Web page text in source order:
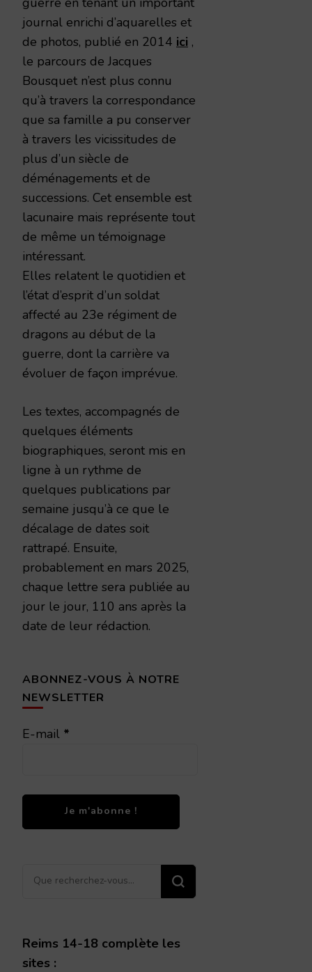
journal enrichi d’aquarelles et
de photos, publié en 2014 ici ,
le parcours de Jacques
Bousquet n’est plus connu
qu’à travers la correspondance
que sa famille a pu conserver
à travers les vicissitudes de
plus d’un siècle de
déménagements et de
successions. Cet ensemble est
lacunaire mais représente tout
de même un témoignage
intéressant.
Elles relatent le quotidien et
l’état d’esprit d’un soldat
affecté au 23e régiment de
dragons au début de la
guerre, dont la carrière va
évoluer de façon imprévue.
Les textes, accompagnés de
quelques éléments
biographiques, seront mis en
ligne à un rythme de
quelques publications par
semaine jusqu’à ce que le
décalage de dates soit
rattrapé. Ensuite,
probablement en mars 2025,
chaque lettre sera publiée au
jour le jour, 110 ans après la
date de leur rédaction.
ABONNEZ-VOUS À NOTRE
NEWSLETTER
E-mail *
Vous
Reims 14-18 complète les
sites :